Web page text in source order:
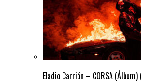
Eladio Carrión – CORSA